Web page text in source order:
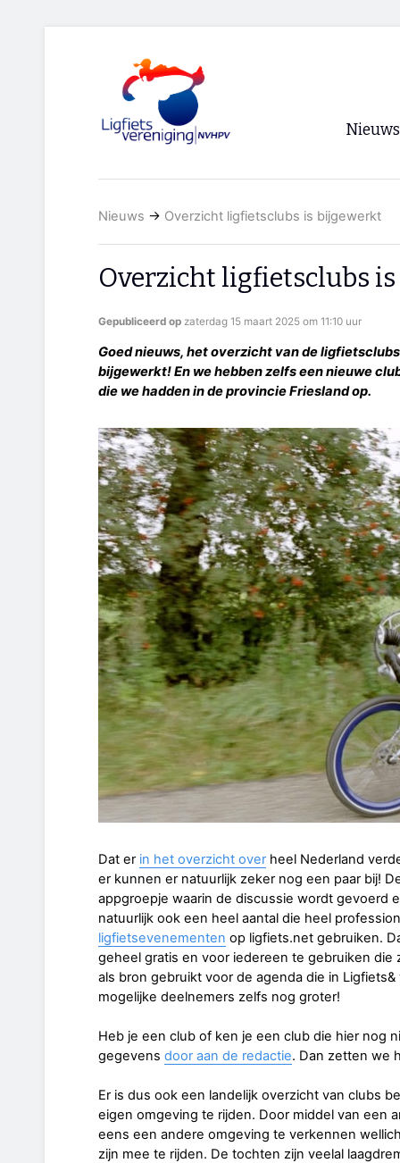
Nieuws
RSS
Nieuws → Overzicht ligfietsclubs is bijgewerkt
Overzicht ligfietsclubs
Gepubliceerd op zaterdag 15 maart 2025 om 11:10 uur
Goed nieuws, het overzicht van de
bijgewerkt! En we hebben zelfs een nieuwe
die we hadden in de provincie Friesland op.
Dat er in het overzicht over heel Nederland
er kunnen er natuurlijk zeker nog een paar bij!
appgroepje waarin de discussie wordt gevoerd
natuurlijk ook een heel aantal die heel
ligfietsevenementen op ligfiets.net gebruiken.
geheel gratis en voor iedereen te gebruiken
als bron gebruikt voor de agenda die in
mogelijke deelnemers zelfs nog groter!
Heb je een club of ken je een club die hier nog
gegevens door aan de redactie. Dan zetten we
Er is dus ook een landelijk overzicht van clubs
eigen omgeving te rijden. Door middel van een
eens een andere omgeving te verkennen
zijn mee te rijden. De tochten zijn veelal